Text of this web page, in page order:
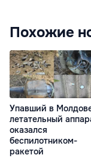
Похожие
Упавший в
летательный
оказался
беспилотником-
ракетой